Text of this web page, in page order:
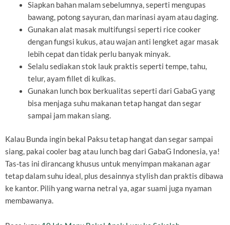
Siapkan bahan malam sebelumnya, seperti mengupas
bawang, potong sayuran, dan marinasi ayam atau daging.
Gunakan alat masak multifungsi seperti rice cooker
dengan fungsi kukus, atau wajan anti lengket agar masak
lebih cepat dan tidak perlu banyak minyak.
Selalu sediakan stok lauk praktis seperti tempe, tahu,
telur, ayam fillet di kulkas.
Gunakan lunch box berkualitas seperti dari GabaG yang
bisa menjaga suhu makanan tetap hangat dan segar
sampai jam makan siang.
Kalau Bunda ingin bekal Paksu tetap hangat dan segar sampai
siang, pakai cooler bag atau lunch bag dari GabaG Indonesia, ya!
Tas-tas ini dirancang khusus untuk menyimpan makanan agar
tetap dalam suhu ideal, plus desainnya stylish dan praktis dibawa
ke kantor. Pilih yang warna netral ya, agar suami juga nyaman
membawanya.